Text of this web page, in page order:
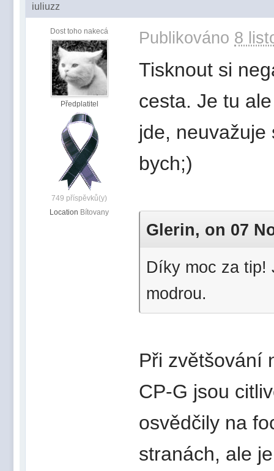
iuliuzz
Dost toho nakecá
Předplatitel
749 příspěvků(y)
Location Bítovany
Publikováno 8
Tisknout si
cesta. Je tu
jde, neuvažuje
bych;)
Glerin, on 07
Díky moc za tip!
modrou.
Při zvětšování
CP-G jsou
osvědčily na
stranách, ale